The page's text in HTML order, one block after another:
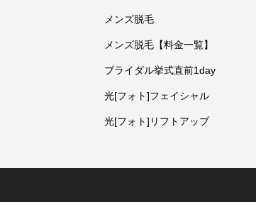
メンズ脱毛
メンズ脱毛【料金一覧】
ブライダル挙式直前1day
光[フォト]フェイシャル
光[フォト]リフトアップ